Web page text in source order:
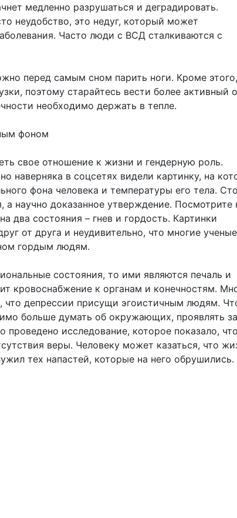
медленно разрушаться и деградировать.
неудобство, это недуг, который может
Часто люди с ВСД сталкиваются с
перед самым сном парить ноги. Кроме этого,
поэтому старайтесь вести более активный
необходимо держать в тепле.
фоном
свое отношение к жизни и гендерную роль.
наверняка в соцсетях видели картинку, на
фона человека и температуры его тела.
а научно доказанное утверждение. Посмотрите
два состояния – гнев и гордость. Картинки
от друга и неудивительно, что многие ученые
гордым людям.
состояния, то ими являются печаль и
кровоснабжение к органам и конечностям.
что депрессии присущи эгоистичным людям.
больше думать об окружающих, проявлять
исследование, которое показало, что
веры. Человеку может казаться, что
тех напастей, которые на него обрушились.